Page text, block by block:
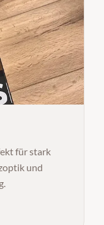
für stark
und